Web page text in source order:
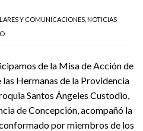
Y COMUNICACIONES NOTICIAS
de la Misa de Acción de
Hermanas de la Providencia
Santos Ángeles Custodio,
de Concepción, acompañó la
por miembros de los